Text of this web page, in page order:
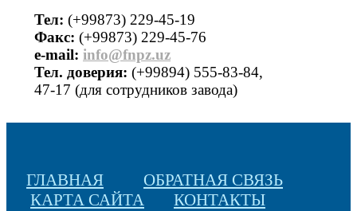
Тел: (+99873) 229-45-19
Факс: (+99873) 229-45-76
е-mail: info@fnpz.uz
Тел. доверия: (+99894) 555-83-84,
47-17 (для сотрудников завода)
ГЛАВНАЯ
ОБРАТНАЯ СВЯЗЬ
КАРТА САЙТА
КОНТАКТЫ